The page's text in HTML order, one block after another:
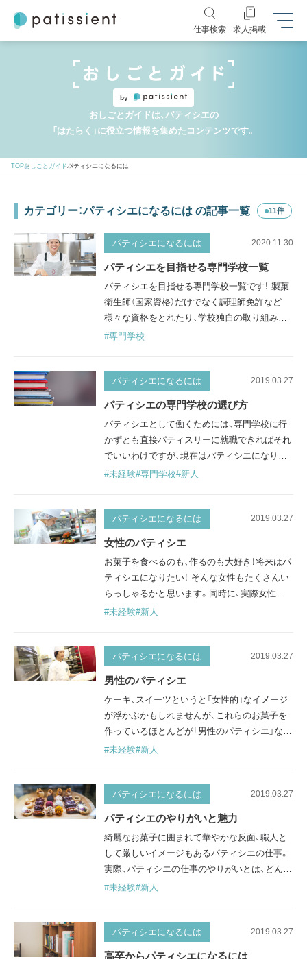
仕事検索 求人掲載
by
おしごとガイドは、パティシエの
「はたらく」に役立つ情報を集めたコンテンツです。
TOPおしごとガイド パティシエになるには
カテゴリー：パティシエになるには の記事一覧 11件
パティシエになるには 2020.11.30
パティシエを目指せる専門学校一覧
パティシエを目指せる専門学校一覧です！ 製菓
衛生師（国家資格）だけでなく調理師免許など
様々な資格をとれたり、学校独自の取り組みを
していたり学校により特色は様々です。自分が
して学校を選んではいかがでしょうか。 北海
北海道札幌市中央区大通西14丁目1番地 学科：
製菓技術専攻科（昼間…
#専門学校
パティシエになるには 2019.03.27
パティシエの専門学校の選び方
パティシエとして働くためには、専門学校に行
かずとも直接パティスリーに就職できればそれ
でいいわけですが、現在はパティシエになりた
い人が増えているので、競争率も高くなってい
が学べるので就職に有利だったりすることもあ
く一体どこが良いのか迷うかもしれません。こ
こでは、専門学校の選び方について説明…
#未経験#専門学校#新人
パティシエになるには 2019.03.27
女性のパティシエ
お菓子を食べるのも、作るのも大好き！将来はパ
ティシエになりたい！ そんな女性もたくさんい
らっしゃるかと思います。同時に、実際女性が
パティシエとして働くってどんな感じ？といっ
ここでは「女性のパティシエ」について、なぜ少
す。 女性が苦労することとは？ 力仕事や室温の
低い作業環境 多くの女性…
#未経験#新人
パティシエになるには 2019.03.27
男性のパティシエ
ケーキ、スイーツというと「女性的」なイメージ
が浮かぶかもしれませんが、これらのお菓子を
作っているほとんどが「男性のパティシエ」なの
です。 「男性のパティシエ」ってなんだか意外に
ていきます。 実はパティシエは男性が多い 洋
が男性です。お菓子作りの仕事なので、女性が
多い職場のイメージがあるかもし…
#未経験#新人
パティシエになるには 2019.03.27
パティシエのやりがいと魅力
綺麗なお菓子に囲まれて華やかな反面、職人と
して厳しいイメージもあるパティシエの仕事。
実際、パティシエの仕事のやりがいとは、どんな
ことなのでしょうか？ ここではパティシエの仕
ティシエの仕事の最大の魅力は、自分の作った
#未経験#新人
パティシエになるには 2019.03.27
高卒からパティシエになるには